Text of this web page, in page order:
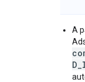
A